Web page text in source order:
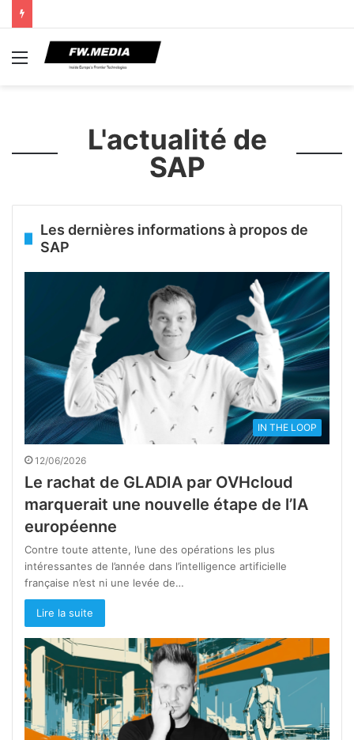
Menu
L'actualité de
SAP
Les dernières informations à propos de
SAP
IN THE LOOP
12/06/2026
Le rachat de GLADIA par OVHcloud
marquerait une nouvelle étape de l’IA
européenne
Contre toute attente, l’une des opérations les plus
intéressantes de l’année dans l’intelligence artificielle
française n’est ni une levée de…
Lire la suite